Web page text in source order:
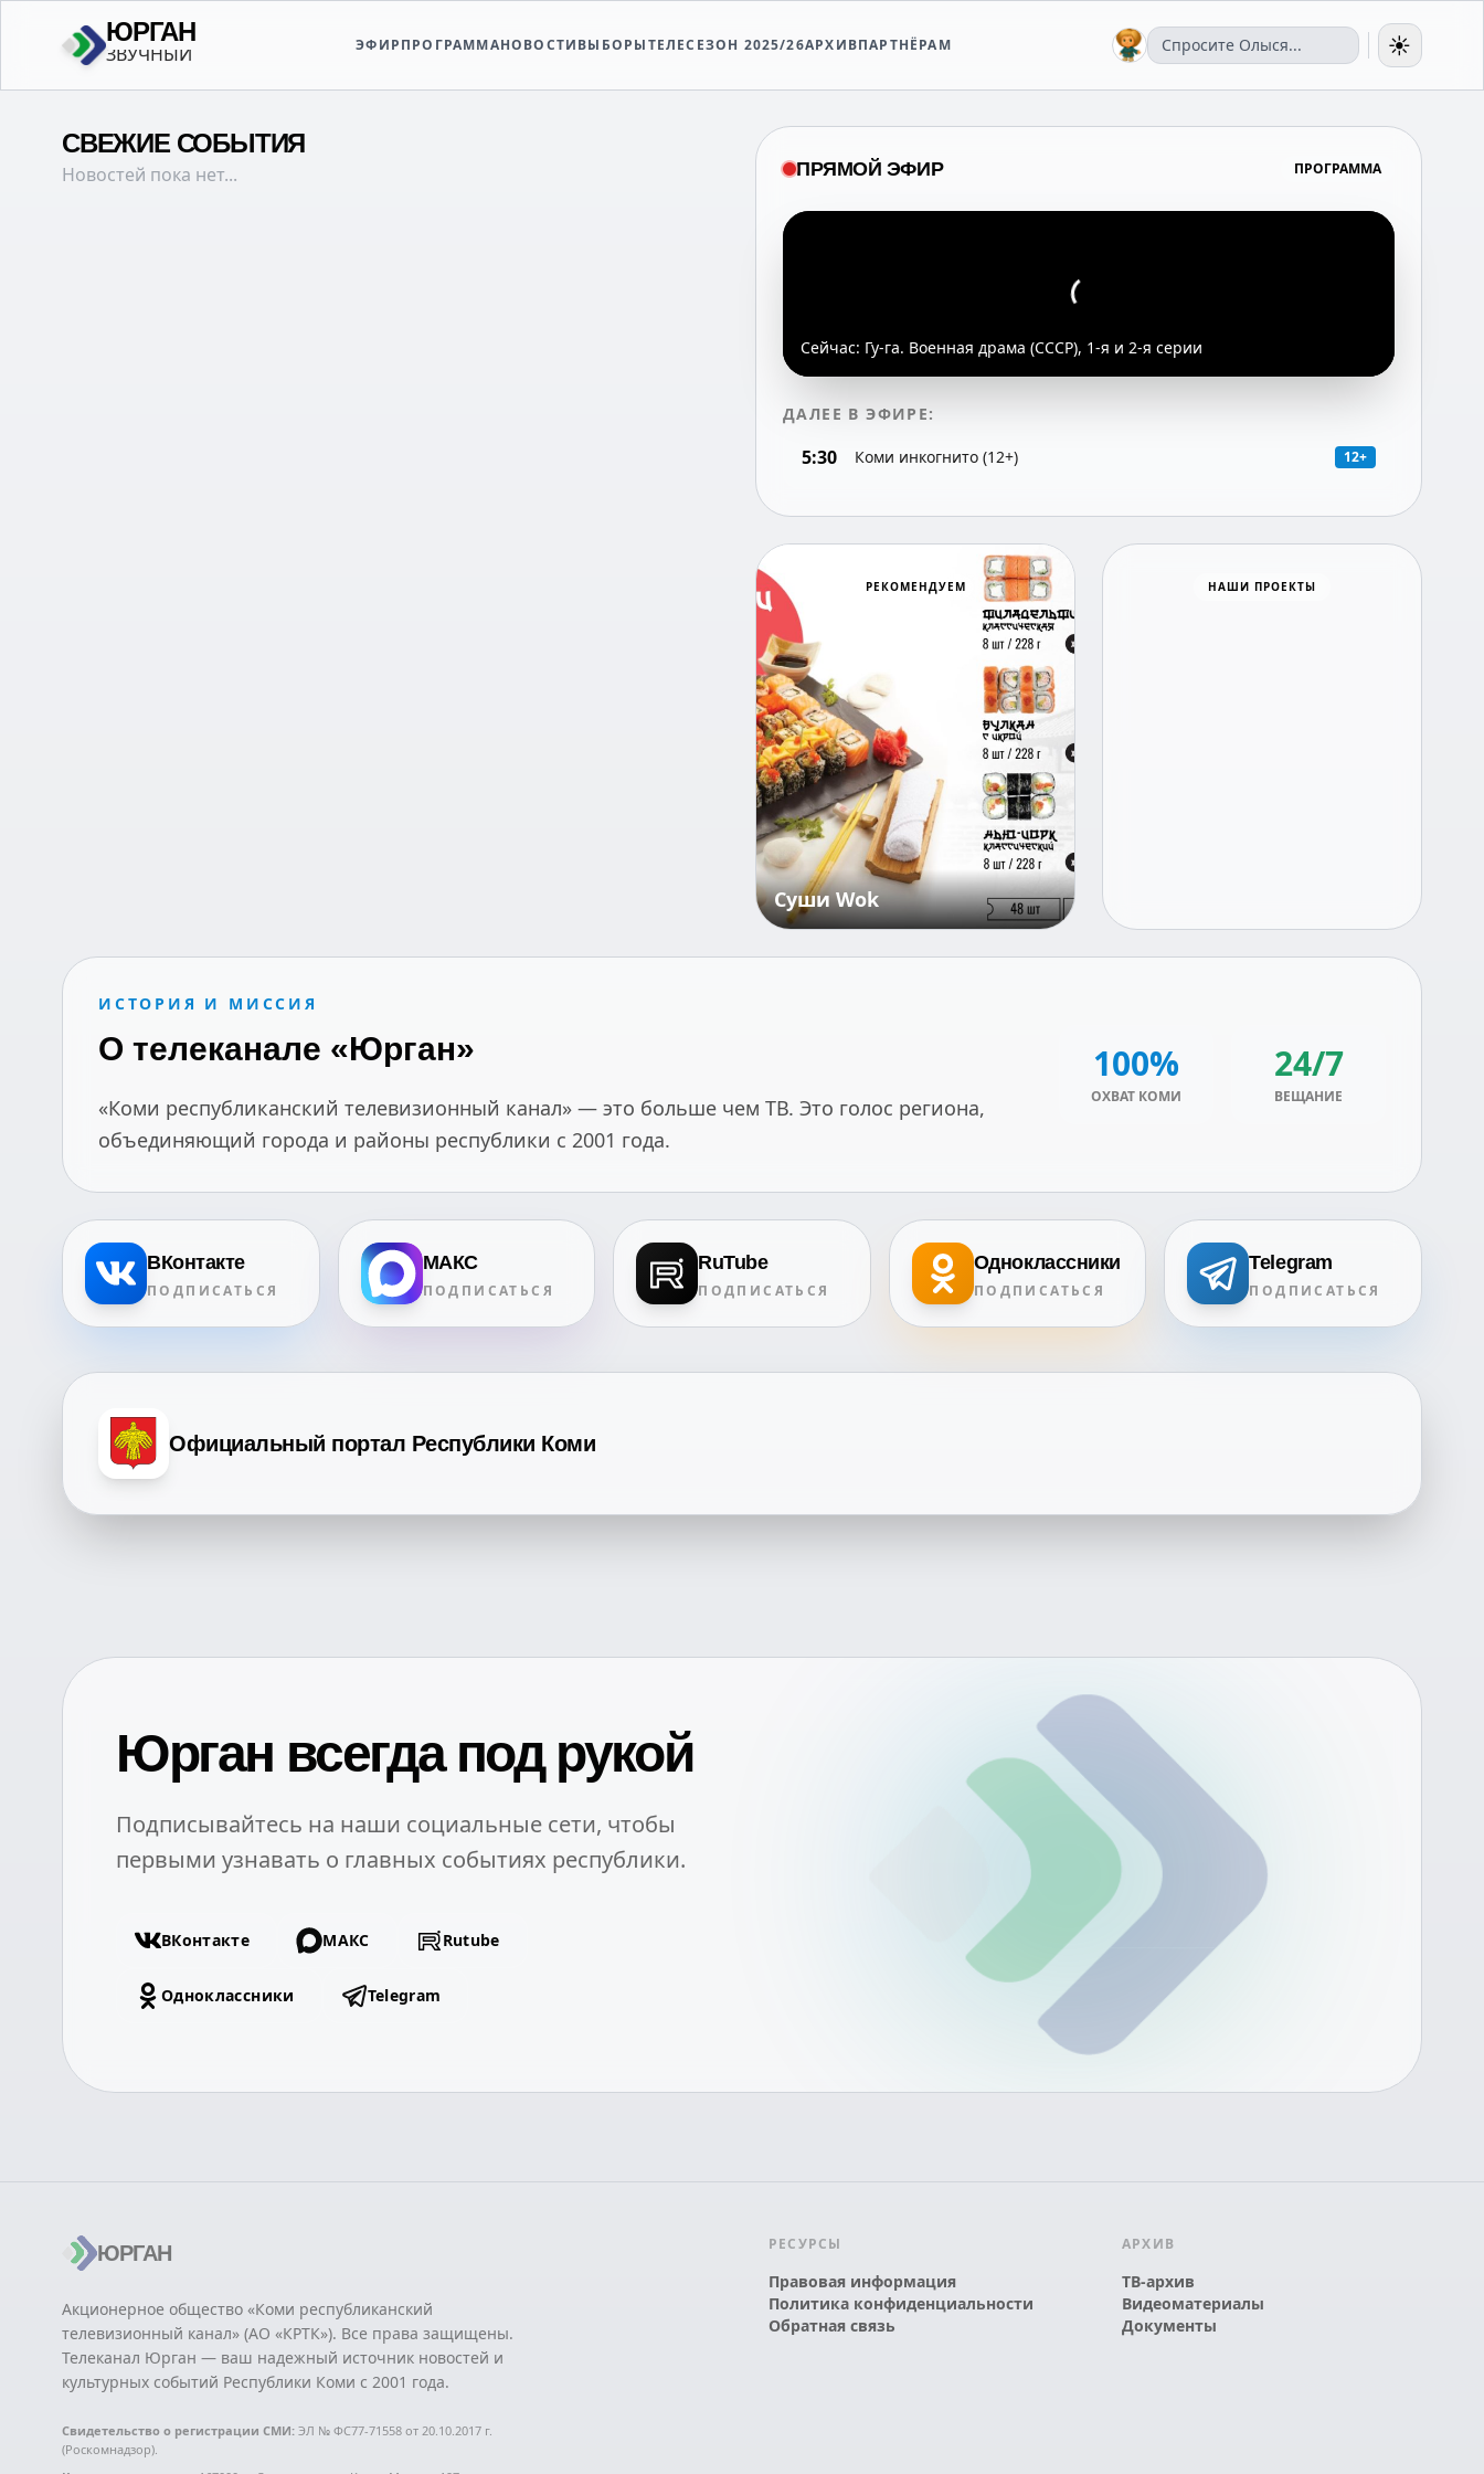
ЮРГАН ЭФИРПРОГРАММАНОВОСТИВЫБОРЫТЕЛЕСЕЗОН 2025/26АРХИВПАРТНЁРАМ ☀️
СВЕЖИЕ СОБЫТИЯ
Новостей пока нет... ПРЯМОЙ ЭФИР ПРОГРАММА
Сейчас: Гу-га. Военная драма (СССР), 1-я и 2-я серии
ДАЛЕЕ В ЭФИРЕ:
5:30 Коми инкогнито (12+) 12+
РЕКОМЕНДУЕМ
Суши Wok
НАШИ ПРОЕКТЫ
ИСТОРИЯ И МИССИЯ
О телеканале «Юрган»
«Коми республиканский телевизионный канал» — это больше чем ТВ. Это голос региона,
объединяющий города и районы республики с 2001 года.
100%
ОХВАТ КОМИ
24/7
ВЕЩАНИЕ
ВКонтакте
ПОДПИСАТЬСЯ
МАКС
ПОДПИСАТЬСЯ
RuTube
ПОДПИСАТЬСЯ
Одноклассники
ПОДПИСАТЬСЯ
Telegram
ПОДПИСАТЬСЯ
Официальный портал Республики Коми
Юрган всегда под рукой
Подписывайтесь на наши социальные сети, чтобы
первыми узнавать о главных событиях республики.
ВКонтакте МАКС Rutube
Одноклассники Telegram
ЮРГАН
Акционерное общество «Коми республиканский
телевизионный канал» (АО «КРТК»). Все права защищены.
Телеканал Юрган — ваш надежный источник новостей и
культурных событий Республики Коми с 2001 года.
Свидетельство о регистрации СМИ: ЭЛ № ФС77-71558 от 20.10.2017 г.
(Роскомнадзор).
РЕСУРСЫ
Правовая информация
Политика конфиденциальности
Обратная связь
АРХИВ
ТВ-архив
Видеоматериалы
Документы